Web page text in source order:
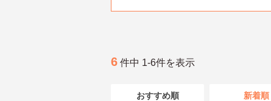
6 件中 1-6件を表示
おすすめ順 新着順